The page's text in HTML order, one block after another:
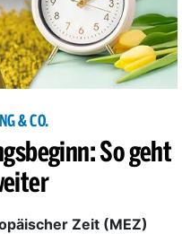
& CO.
So geht
Zeit (MEZ)